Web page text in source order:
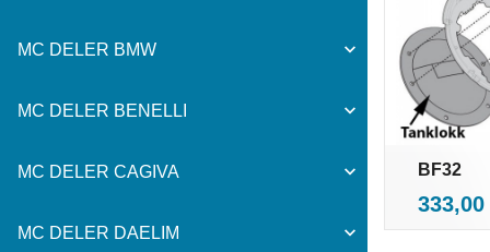
MC DELER BMW
MC DELER BENELLI
MC DELER CAGIVA
MC DELER DAELIM
BF32
Pris
333,00